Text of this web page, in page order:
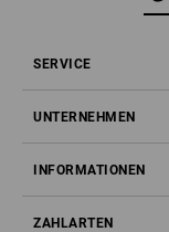
SERVICE
UNTERNEHMEN
INFORMATIONEN
ZAHLARTEN